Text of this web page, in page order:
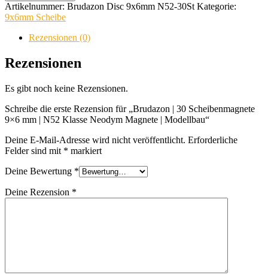
Scheibenmagnete
9x6
N52
Klasse
Magnete
Modellbau
Menge
Artikelnummer: Brudazon Disc 9x6mm N52-30St Kategorie:
9x6mm Scheibe
Rezensionen (0)
Rezensionen
Es gibt noch keine Rezensionen.
Schreibe die erste Rezension für „Brudazon | 30 Scheibenmagnete
9×6 mm | N52 Klasse Neodym Magnete | Modellbau“
Deine E-Mail-Adresse wird nicht veröffentlicht. Erforderliche
Felder sind mit * markiert
Deine Bewertung *
Deine Rezension *